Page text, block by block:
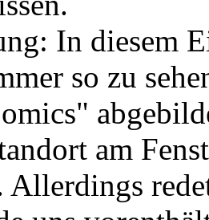
In diesem
so zu
am
Allerdings